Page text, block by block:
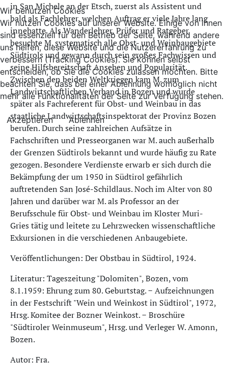
in San Michele an der Etsch, zuerst als Assistent und
bald als Fachlehrer, welchen Auftrag er viele Jahre lang
innehatte. Als Wanderlehrer, Prüfer und Ratgeber
besuchte M. systematisch alle Obst- und Weinbaugebiete
Südtirols und gewann durch sein großes Fachwissen und
seine Hilfsbereitschaft Ansehen und Popularität.
Zwischen den beiden Weltkriegen kam M. zum
Landwirtschaftlichen Verband in Bozen und wurde
später als Fachreferent für Obst- und Weinbau in das
staatliche Landwirtschaftsinspektorat der Provinz Bozen
berufen. Durch seine zahlreichen Aufsätze in
Fachschriften und Presseorganen war M. auch außerhalb
der Grenzen Südtirols bekannt und wurde häufig zu Rate
gezogen. Besondere Verdienste erwarb er sich durch die
Bekämpfung der um 1950 in Südtirol gefährlich
auftretenden San José-Schildlaus. Noch im Alter von 80
Jahren und darüber war M. als Professor an der
Berufsschule für Obst- und Weinbau im Kloster Muri-
Gries tätig und leitete zu Lehrzwecken wissenschaftliche
Exkursionen in die verschiedenen Anbaugebiete.
Veröffentlichungen: Der Obstbau in Südtirol, 1924.
Literatur: Tageszeitung "Dolomiten", Bozen, vom
8.1.1959: Ehrung zum 80. Geburtstag. − Aufzeichnungen
in der Festschrift "Wein und Weinkost in Südtirol", 1972,
Hrsg. Komitee der Bozner Weinkost. − Broschüre
"Südtiroler Weinmuseum", Hrsg. und Verleger W. Amonn,
Bozen.
Autor: Fra.
Wir benutzen Cookies
Wir nutzen Cookies auf unserer Website. Einige von ihnen
sind essenziell für den Betrieb der Seite, während andere
uns helfen, diese Website und die Nutzererfahrung zu
verbessern (Tracking Cookies). Sie können selbst
entscheiden, ob Sie die Cookies zulassen möchten. Bitte
beachten Sie, dass bei einer Ablehnung womöglich nicht
mehr alle Funktionalitäten der Seite zur Verfügung stehen.
Akzeptieren Ablehnen